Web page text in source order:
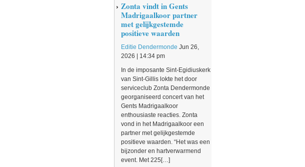
Zonta vindt in Gents
Madrigaalkoor partner
met gelijkgestemde
positieve waarden
Editie Dendermonde Jun 26,
2026 | 14:34 pm
In de imposante Sint-Egidiuskerk
van Sint-Gillis lokte het door
serviceclub Zonta Dendermonde
georganiseerd concert van het
Gents Madrigaalkoor
enthousiaste reacties. Zonta
vond in het Madrigaalkoor een
partner met gelijkgestemde
positieve waarden. “Het was een
bijzonder en hartverwarmend
event. Met 225[…]